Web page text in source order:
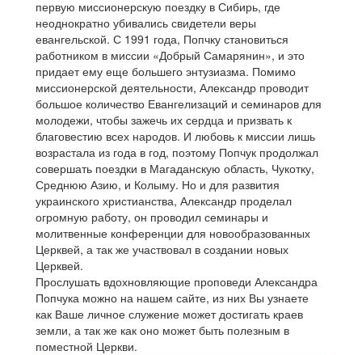
первую миссионерскую поездку в Сибирь, где
неоднократно убивались свидетели веры
евангельской. С 1991 года, Попчку становиться
работником в миссии «Добрый Самарянин», и это
придает ему еще большего энтузиазма. Помимо
миссионерской деятельности, Александр проводит
большое количество Евангелизаций и семинаров для
молодежи, чтобы зажечь их сердца и призвать к
благовестию всех народов. И любовь к миссии лишь
возрастала из года в год, поэтому Попчук продолжал
совершать поездки в Магаданскую область, Чукотку,
Среднюю Азию, и Колыму. Но и для развития
украинского христианства, Александр проделал
огромную работу, он проводил семинары и
молитвенные конференции для новообразованных
Церквей, а так же участвовал в создании новых
Церквей.
Прослушать вдохновляющие проповеди Александра
Попчука можно на нашем сайте, из них Вы узнаете
как Ваше личное служение может достигать краев
земли, а так же как оно может быть полезным в
поместной Церкви.